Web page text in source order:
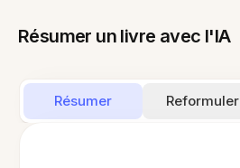
Résumer un livre avec l'IA
Résumer Reformuler